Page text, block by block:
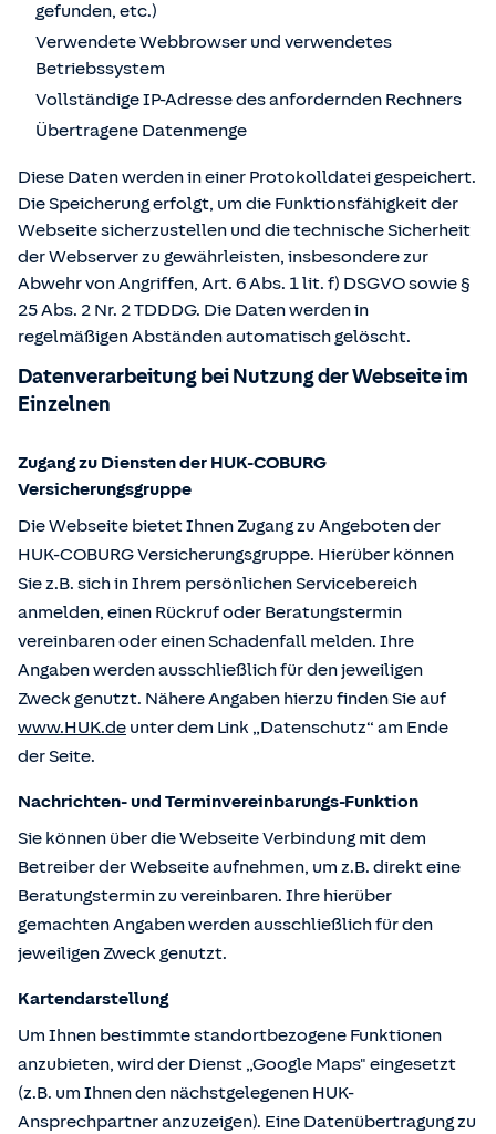
gefunden, etc.)
Verwendete Webbrowser und verwendetes
Betriebssystem
Vollständige IP-Adresse des anfordernden Rechners
Übertragene Datenmenge
Diese Daten werden in einer Protokolldatei gespeichert.
Die Speicherung erfolgt, um die Funktionsfähigkeit der
Webseite sicherzustellen und die technische Sicherheit
der Webserver zu gewährleisten, insbesondere zur
Abwehr von Angriffen, Art. 6 Abs. 1 lit. f) DSGVO sowie §
25 Abs. 2 Nr. 2 TDDDG. Die Daten werden in
regelmäßigen Abständen automatisch gelöscht.
Datenverarbeitung bei Nutzung der Webseite im
Einzelnen
Zugang zu Diensten der HUK-COBURG
Versicherungsgruppe
Die Webseite bietet Ihnen Zugang zu Angeboten der
HUK-COBURG Versicherungsgruppe. Hierüber können
Sie z.B. sich in Ihrem persönlichen Servicebereich
anmelden, einen Rückruf oder Beratungstermin
vereinbaren oder einen Schadenfall melden. Ihre
Angaben werden ausschließlich für den jeweiligen
Zweck genutzt. Nähere Angaben hierzu finden Sie auf
www.HUK.de unter dem Link „Datenschutz“ am Ende
der Seite.
Nachrichten- und Terminvereinbarungs-Funktion
Sie können über die Webseite Verbindung mit dem
Betreiber der Webseite aufnehmen, um z.B. direkt eine
Beratungstermin zu vereinbaren. Ihre hierüber
gemachten Angaben werden ausschließlich für den
jeweiligen Zweck genutzt.
Kartendarstellung
Um Ihnen bestimmte standortbezogene Funktionen
anzubieten, wird der Dienst „Google Maps" eingesetzt
(z.B. um Ihnen den nächstgelegenen HUK-
Ansprechpartner anzuzeigen). Eine Datenübertragung zu